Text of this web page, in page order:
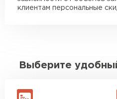
клиентам персональные
Выберите